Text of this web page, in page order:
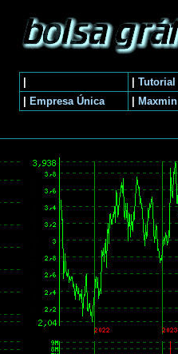
Tutorial
Empresa Única Maxmin